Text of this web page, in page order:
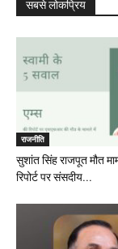
सबसे लोकप्रिय
राजनीति
सुशांत सिंह राजपूत मौत
रिपोर्ट पर संसदीय...